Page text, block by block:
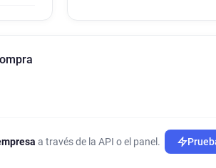
a través de la API o el panel.